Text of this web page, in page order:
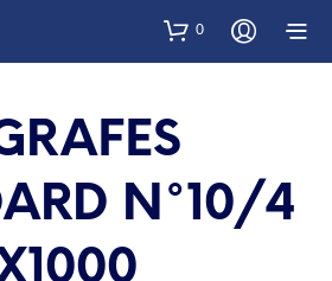
0
N°10/4